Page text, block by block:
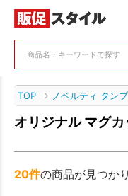
TOP ノベルティ タン
オリジナル マグ
20件の商品が見つか